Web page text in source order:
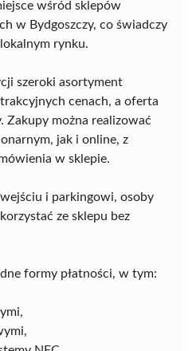
wśród sklepów
w Bydgoszczy, co świadczy
rynku.
szeroki asortyment
cenach, a oferta
Zakupy można realizować
jak i online, z
w sklepie.
i parkingowi, osoby
ze sklepu bez
formy płatności, w tym: